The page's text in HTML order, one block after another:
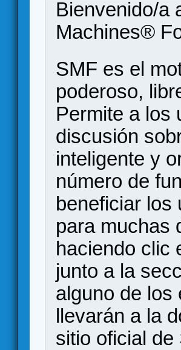
Bienvenido/a
Machines®
SMF es el
poderoso,
Permite a los
discusión
inteligente y
número de
beneficiar los
para muchas
haciendo clic
junto a la
alguno de los
llevarán a la
sitio oficial